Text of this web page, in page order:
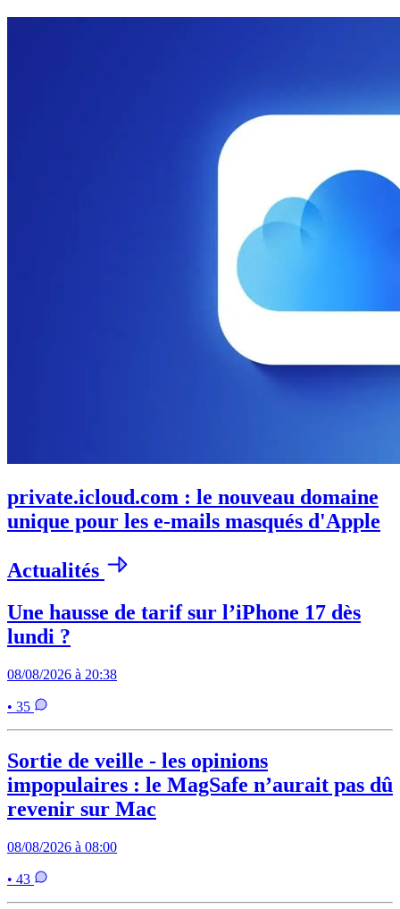
private.icloud.com : le nouveau domaine
unique pour les e-mails masqués d'Apple
Actualités
Une hausse de tarif sur l’iPhone 17 dès
lundi ?
08/08/2026 à 20:38
• 35
Sortie de veille - les opinions
impopulaires : le MagSafe n’aurait pas dû
revenir sur Mac
08/08/2026 à 08:00
• 43